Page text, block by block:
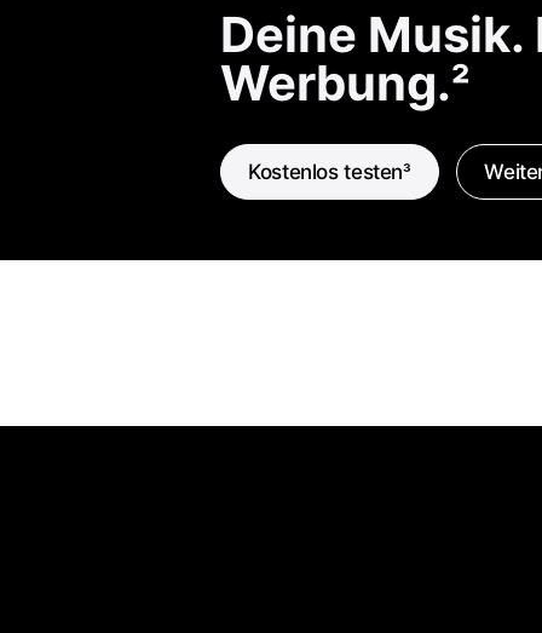
Deine
Werbung.2
Kostenlos testen3